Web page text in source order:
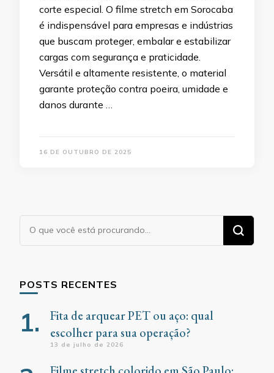
corte especial. O filme stretch em Sorocaba
é indispensável para empresas e indústrias
que buscam proteger, embalar e estabilizar
cargas com segurança e praticidade.
Versátil e altamente resistente, o material
garante proteção contra poeira, umidade e
danos durante …
16 DE OUTUBRO DE 2025
Procurando
POSTS RECENTES
Fita de arquear PET ou aço: qual
escolher para sua operação?
13 de julho de 2026